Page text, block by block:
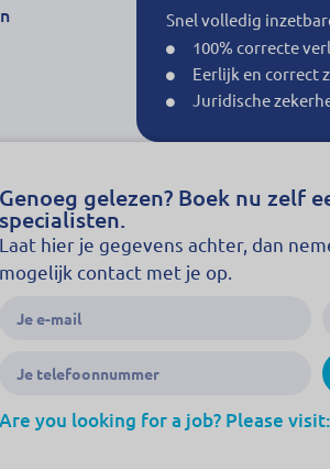
Snel volledig
100% correcte
Eerlijk en correct
Juridische
Genoeg gelezen? Boek nu zelf
specialisten.
Laat hier je gegevens achter, dan
mogelijk contact met je op.
Are you looking for a job? Please visit: